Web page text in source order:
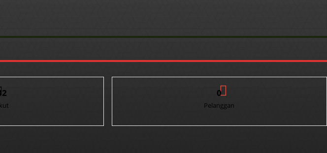
0
Pelanggan